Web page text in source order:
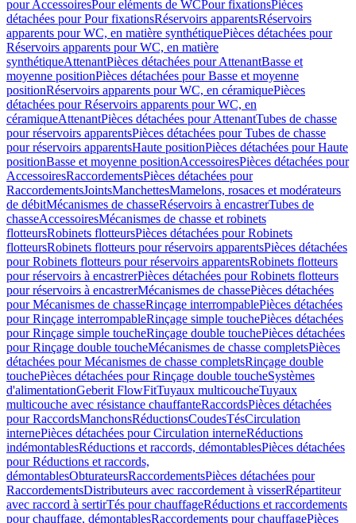
pour AccessoiresPour eléments de WCPour fixationsPièces
détachées pour Pour fixationsRéservoirs apparentsRéservoirs
apparents pour WC, en matière synthétiquePièces détachées pour
Réservoirs apparents pour WC, en matière
synthétiqueAttenantPièces détachées pour AttenantBasse et
moyenne positionPièces détachées pour Basse et moyenne
positionRéservoirs apparents pour WC, en céramiquePièces
détachées pour Réservoirs apparents pour WC, en
céramiqueAttenantPièces détachées pour AttenantTubes de chasse
pour réservoirs apparentsPièces détachées pour Tubes de chasse
pour réservoirs apparentsHaute positionPièces détachées pour Haute
positionBasse et moyenne positionAccessoiresPièces détachées pour
AccessoiresRaccordementsPièces détachées pour
RaccordementsJointsManchettesMamelons, rosaces et modérateurs
de débitMécanismes de chasseRéservoirs à encastrerTubes de
chasseAccessoiresMécanismes de chasse et robinets
flotteursRobinets flotteursPièces détachées pour Robinets
flotteursRobinets flotteurs pour réservoirs apparentsPièces détachées
pour Robinets flotteurs pour réservoirs apparentsRobinets flotteurs
pour réservoirs à encastrerPièces détachées pour Robinets flotteurs
pour réservoirs à encastrerMécanismes de chassePièces détachées
pour Mécanismes de chasseRinçage interrompablePièces détachées
pour Rinçage interrompableRinçage simple touchePièces détachées
pour Rinçage simple toucheRinçage double touchePièces détachées
pour Rinçage double toucheMécanismes de chasse completsPièces
détachées pour Mécanismes de chasse completsRinçage double
touchePièces détachées pour Rinçage double toucheSystèmes
d'alimentationGeberit FlowFitTuyaux multicoucheTuyaux
multicouche avec résistance chauffanteRaccordsPièces détachées
pour RaccordsManchonsRéductionsCoudesTésCirculation
internePièces détachées pour Circulation interneRéductions
indémontablesRéductions et raccords, démontablesPièces détachées
pour Réductions et raccords,
démontablesObturateursRaccordementsPièces détachées pour
RaccordementsDistributeurs avec raccordement à visserRépartiteur
avec raccord à sertirTés pour chauffageRéductions et raccordements
pour chauffage, démontablesRaccordements pour chauffagePièces